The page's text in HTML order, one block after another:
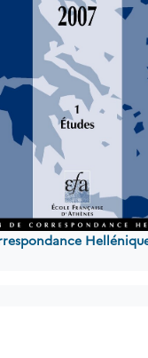
Hellénique